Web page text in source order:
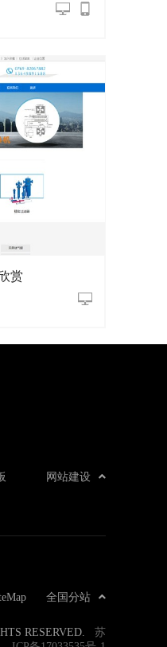
赏
网站建设
全国分站
RESERVED. 苏